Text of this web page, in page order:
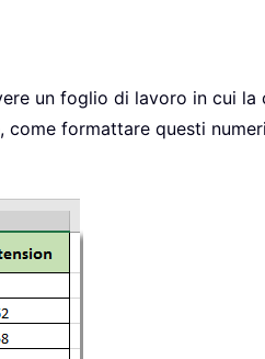
un foglio di lavoro in cui la
come formattare questi